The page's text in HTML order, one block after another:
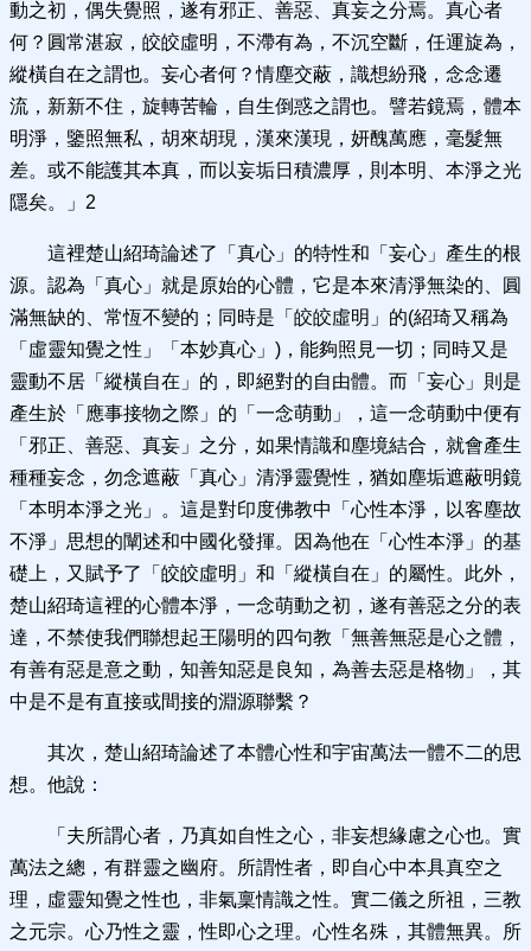
動之初，偶失覺照，遂有邪正、善惡、真妄之分焉。真心者
何？圓常湛寂，皎皎虛明，不滯有為，不沉空斷，任運旋為，
縱橫自在之謂也。妄心者何？情塵交蔽，識想紛飛，念念遷
流，新新不住，旋轉苦輪，自生倒惑之謂也。譬若鏡焉，體本
明淨，鑒照無私，胡來胡現，漢來漢現，妍醜萬應，毫髮無
差。或不能護其本真，而以妄垢日積濃厚，則本明、本淨之光
隱矣。」2
這裡楚山紹琦論述了「真心」的特性和「妄心」產生的根
源。認為「真心」就是原始的心體，它是本來清淨無染的、圓
滿無缺的、常恆不變的；同時是「皎皎虛明」的(紹琦又稱為
「虛靈知覺之性」「本妙真心」)，能夠照見一切；同時又是
靈動不居「縱橫自在」的，即絕對的自由體。而「妄心」則是
產生於「應事接物之際」的「一念萌動」，這一念萌動中便有
「邪正、善惡、真妄」之分，如果情識和塵境結合，就會產生
種種妄念，勿念遮蔽「真心」清淨靈覺性，猶如塵垢遮蔽明鏡
「本明本淨之光」。這是對印度佛教中「心性本淨，以客塵故
不淨」思想的闡述和中國化發揮。因為他在「心性本淨」的基
礎上，又賦予了「皎皎虛明」和「縱橫自在」的屬性。此外，
楚山紹琦這裡的心體本淨，一念萌動之初，遂有善惡之分的表
達，不禁使我們聯想起王陽明的四句教「無善無惡是心之體，
有善有惡是意之動，知善知惡是良知，為善去惡是格物」，其
中是不是有直接或間接的淵源聯繫？
其次，楚山紹琦論述了本體心性和宇宙萬法一體不二的思
想。他說：
「夫所謂心者，乃真如自性之心，非妄想緣慮之心也。實
萬法之總，有群靈之幽府。所謂性者，即自心中本具真空之
理，虛靈知覺之性也，非氣稟情識之性。實二儀之所祖，三教
之元宗。心乃性之靈，性即心之理。心性名殊，其體無異。所